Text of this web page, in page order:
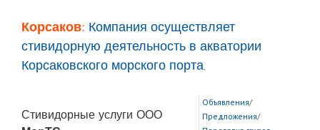
Корсаков: Компания осуществляет
стивидорную деятельность в акватории
Корсаковского морского порта.
Стивидорные услуги ООО
Объявления/
Предложения/